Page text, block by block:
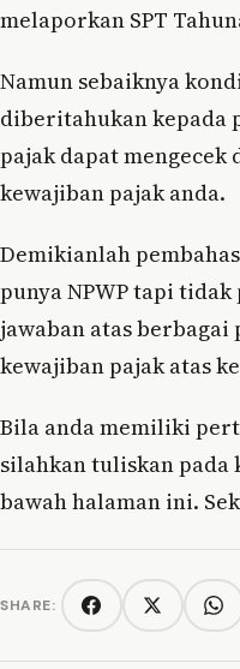
melaporkan SPT
Namun sebaiknya
diberitahukan kepada
pajak dapat mengecek
kewajiban pajak anda.
Demikianlah
punya NPWP tapi
jawaban atas
kewajiban pajak atas
Bila anda memiliki
silahkan tuliskan pada
bawah halaman ini.
SHARE: FacebookTwitter/X